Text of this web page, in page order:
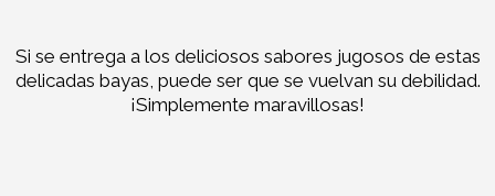
Si se entrega a los deliciosos sabores jugosos de estas
delicadas bayas, puede ser que se vuelvan su debilidad.
¡Simplemente maravillosas!